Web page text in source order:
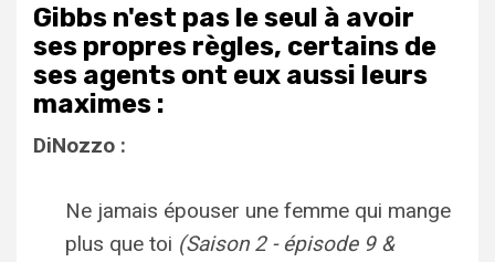
Gibbs n'est pas le seul à avoir
ses propres règles, certains de
ses agents ont eux aussi leurs
maximes :
DiNozzo :
Ne jamais épouser une femme qui mange
plus que toi (Saison 2 - épisode 9 &